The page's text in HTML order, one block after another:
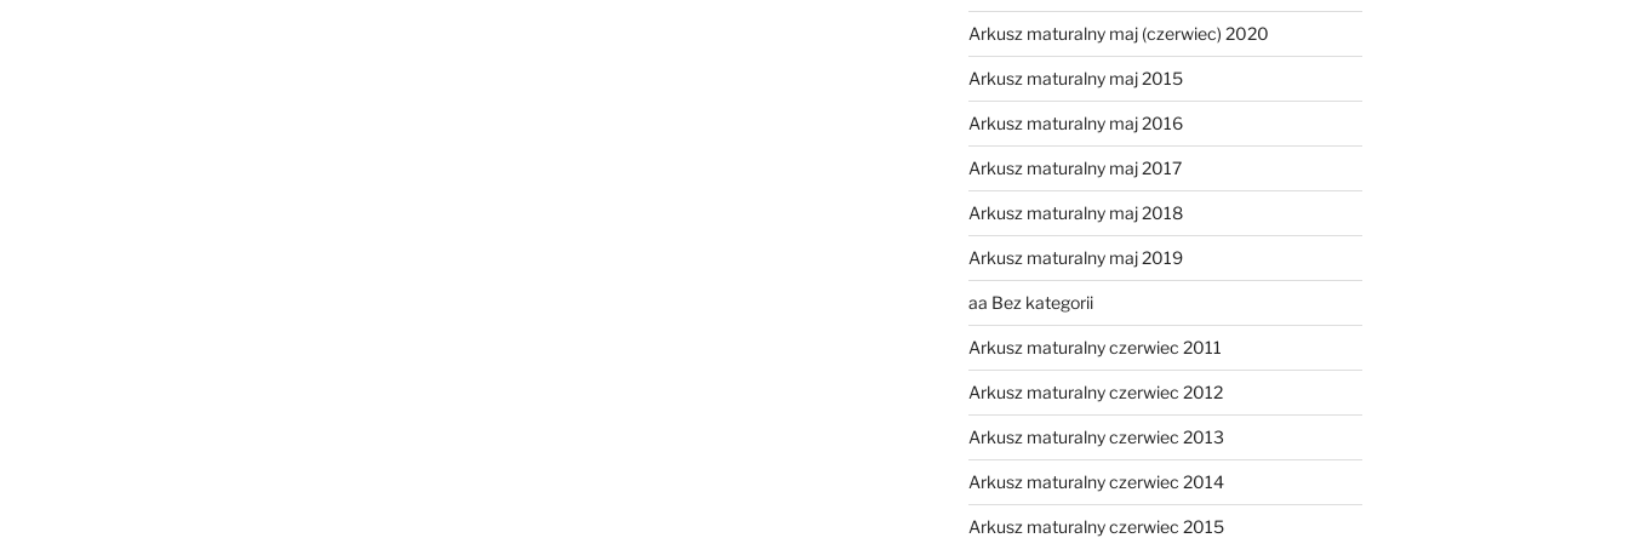
Arkusz maturalny maj (czerwiec) 2020
Arkusz maturalny maj 2015
Arkusz maturalny maj 2016
Arkusz maturalny maj 2017
Arkusz maturalny maj 2018
Arkusz maturalny maj 2019
aa Bez kategorii
Arkusz maturalny czerwiec 2011
Arkusz maturalny czerwiec 2012
Arkusz maturalny czerwiec 2013
Arkusz maturalny czerwiec 2014
Arkusz maturalny czerwiec 2015